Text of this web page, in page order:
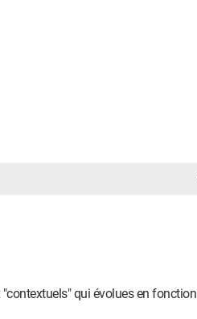
qui évolues en fonction